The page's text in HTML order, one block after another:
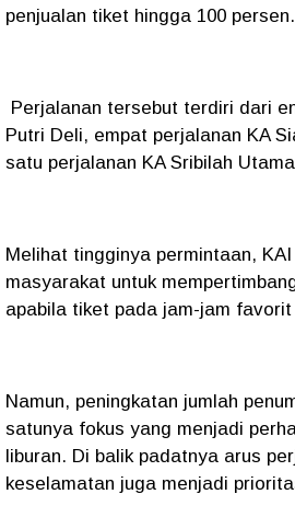
penjualan tiket hingga 100 persen.
Perjalanan tersebut terdiri dari
Putri Deli, empat perjalanan KA
satu perjalanan KA Sribilah
Melihat tingginya permintaan, KAI
masyarakat untuk
apabila tiket pada jam-jam
Namun, peningkatan jumlah
satunya fokus yang menjadi
liburan. Di balik padatnya arus
keselamatan juga menjadi